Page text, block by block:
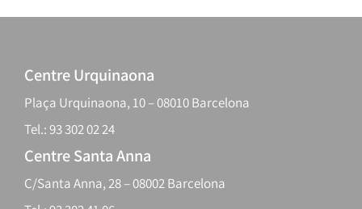
Centre Urquinaona
Plaça Urquinaona, 10 – 08010 Barcelona
Tel.: 93 302 02 24
Centre Santa Anna
C/Santa Anna, 28 – 08002 Barcelona